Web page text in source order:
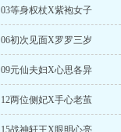
03等身权杖X紫袍女子
06初次见面X罗罗三岁
09元仙夫妇X心思各异
12两位侧妃X手心老茧
15战神轩王X眼明心亮